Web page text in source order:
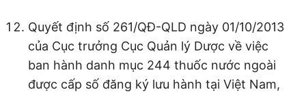
Quyết định số 261/QĐ-QLD ngày 01/10/2013
của Cục trưởng Cục Quản lý Dược về việc
ban hành danh mục 244 thuốc nước ngoài
được cấp số đăng ký lưu hành tại Việt Nam,